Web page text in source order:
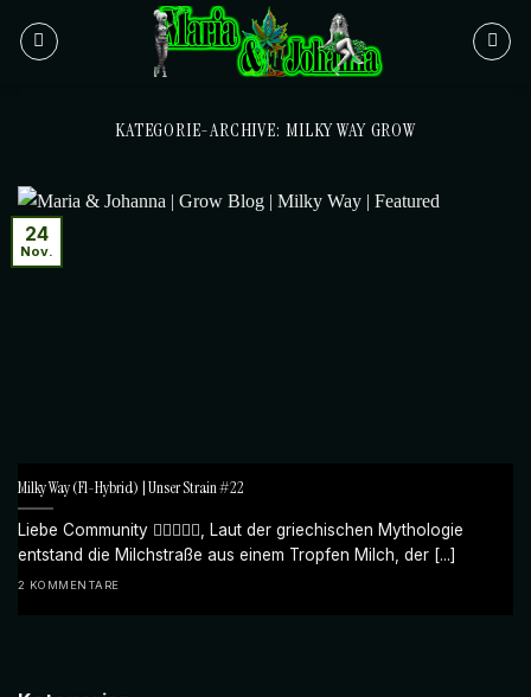
Inhalt
KATEGORIE-ARCHIVE: MILKY WAY GROW
Milky Way (F1-Hybrid) | Unser Strain #22
Liebe Community 🙋🏻‍♀️🙋‍♀️, Laut der griechischen Mythologie
entstand die Milchstraße aus einem Tropfen Milch, der [...]
2 KOMMENTARE
24
Nov.